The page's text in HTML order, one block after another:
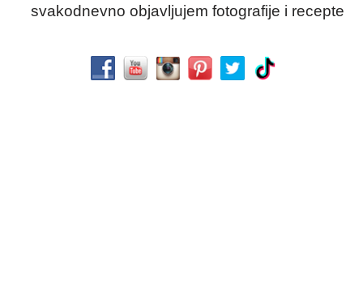
svakodnevno objavljujem fotografije i recepte